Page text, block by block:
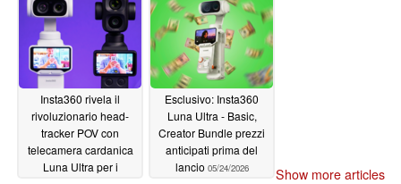
Insta360 rivela il
rivoluzionario head-
tracker POV con
telecamera cardanica
Luna Ultra per i
Esclusivo: Insta360
Luna Ultra - Basic,
Creator Bundle prezzi
anticipati prima del
lancio 05/24/2026 Show more articles